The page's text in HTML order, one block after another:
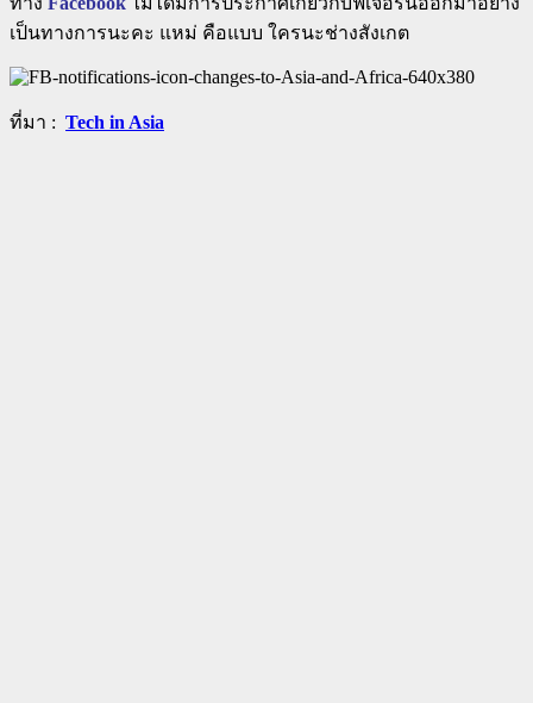
เป็นทางการนะคะ แหม่ คือแบบ ใครนะช่างสังเกต
ที่มา : Tech in Asia